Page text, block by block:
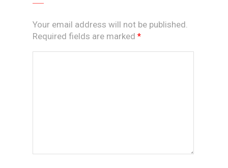
Your email address will not be published.
Required fields are marked *